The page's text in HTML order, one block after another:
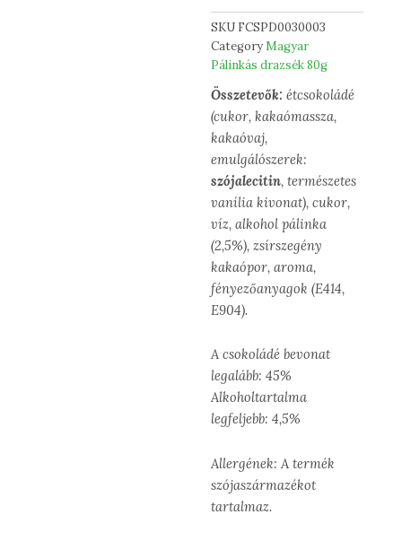
SKU FCSPD0030003
CategoryMagyar
Pálinkás drazsék 80g
Összetevők: étcsokoládé
(cukor, kakaómassza,
kakaóvaj,
emulgálószerek:
szójalecitin, természetes
vanília kivonat), cukor,
víz, alkohol pálinka
(2,5%), zsírszegény
kakaópor, aroma,
fényezőanyagok (E414,
E904).
A csokoládé bevonat
legalább: 45%
Alkoholtartalma
legfeljebb: 4,5%
Allergének: A termék
szójaszármazékot
tartalmaz.